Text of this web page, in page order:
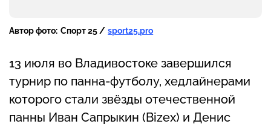
Автор фото: Спорт 25 / sport25.pro
13 июля во Владивостоке завершился
турнир по панна-футболу, хедлайнерами
которого стали звёзды отечественной
панны Иван Сапрыкин (Bizex) и Денис